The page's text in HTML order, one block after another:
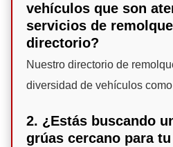
vehículos que son
servicios de
directorio?
Nuestro directorio de
diversidad de vehículos
2. ¿Estás buscando
grúas cercano para